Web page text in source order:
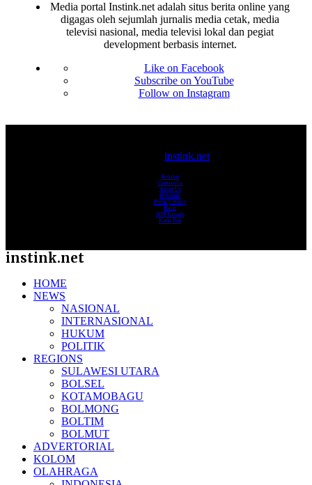
Media portal Instink.net adalah situs berita online yang
digagas oleh sejumlah jurnalis media cetak, media
televisi nasional, media televisi lokal dan pegiat
development berbasis internet.
Like on Facebook
Subscribe on YouTube
Follow on Instagram
instink.net
Redaksi
Contact Us
About Us
Pedoman
Privacy Policy
Karir
SOP Jurnalis
Kode Etik
instink.net
HOME
NEWS
NASIONAL
INTERNASIONAL
HUKUM
POLITIK
REGIONS
SULAWESI UTARA
BOLSEL
KOTAMOBAGU
BOLMONG
BOLTIM
BOLMUT
ADVERTORIAL
KOLOM
OLAHRAGA